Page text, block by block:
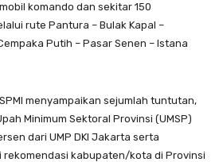
komando dan sekitar 150
rute Pantura – Bulak Kapal –
Putih – Pasar Senen – Istana
menyampaikan sejumlah tuntutan,
Minimum Sektoral Provinsi (UMSP)
dari UMP DKI Jakarta serta
rekomendasi kabupaten/kota di Provinsi